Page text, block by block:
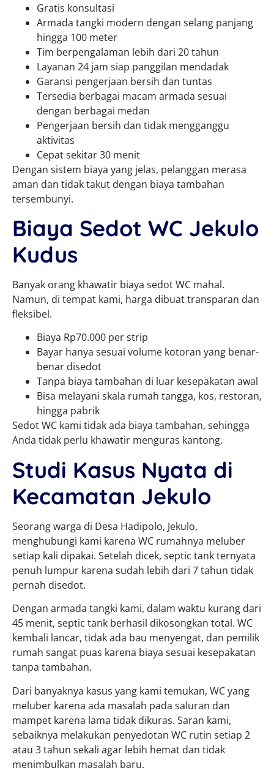
Gratis konsultasi
Armada tangki modern dengan selang panjang
hingga 100 meter
Tim berpengalaman lebih dari 20 tahun
Layanan 24 jam siap panggilan mendadak
Garansi pengerjaan bersih dan tuntas
Tersedia berbagai macam armada sesuai
dengan berbagai medan
Pengerjaan bersih dan tidak mengganggu
aktivitas
Cepat sekitar 30 menit
Dengan sistem biaya yang jelas, pelanggan merasa
aman dan tidak takut dengan biaya tambahan
tersembunyi.
Biaya Sedot WC Jekulo
Kudus
Banyak orang khawatir biaya sedot WC mahal.
Namun, di tempat kami, harga dibuat transparan dan
fleksibel.
Biaya Rp70.000 per strip
Bayar hanya sesuai volume kotoran yang benar-
benar disedot
Tanpa biaya tambahan di luar kesepakatan awal
Bisa melayani skala rumah tangga, kos, restoran,
hingga pabrik
Sedot WC kami tidak ada biaya tambahan, sehingga
Anda tidak perlu khawatir menguras kantong.
Studi Kasus Nyata di
Kecamatan Jekulo
Seorang warga di Desa Hadipolo, Jekulo,
menghubungi kami karena WC rumahnya meluber
setiap kali dipakai. Setelah dicek, septic tank ternyata
penuh lumpur karena sudah lebih dari 7 tahun tidak
pernah disedot.
Dengan armada tangki kami, dalam waktu kurang dari
45 menit, septic tank berhasil dikosongkan total. WC
kembali lancar, tidak ada bau menyengat, dan pemilik
rumah sangat puas karena biaya sesuai kesepakatan
tanpa tambahan.
Dari banyaknya kasus yang kami temukan, WC yang
meluber karena ada masalah pada saluran dan
mampet karena lama tidak dikuras. Saran kami,
sebaiknya melakukan penyedotan WC rutin setiap 2
atau 3 tahun sekali agar lebih hemat dan tidak
menimbulkan masalah baru.